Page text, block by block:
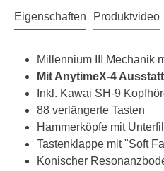
Eigenschaften Produktvideo
Millennium III Mechanik
Mit AnytimeX-4
Inkl. Kawai SH-9
88 verlängerte Tasten
Hammerköpfe mit
Tastenklappe mit "Soft
Konischer